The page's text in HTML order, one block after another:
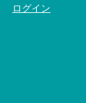
ログイン